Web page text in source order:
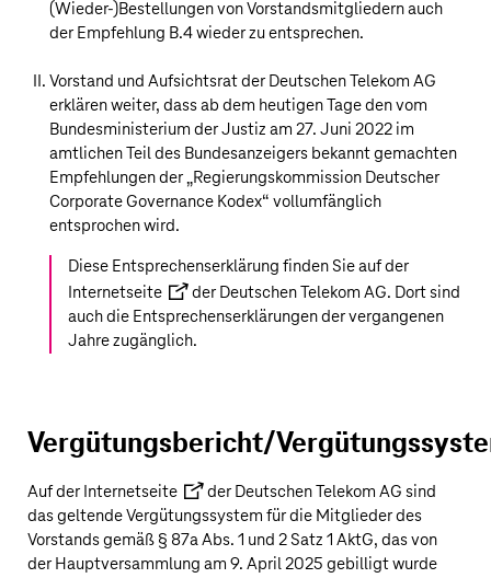
(Wieder-)Bestellungen von Vorstandsmitgliedern auch
der Empfehlung B.4 wieder zu entsprechen.
Vorstand und Aufsichtsrat der Deutschen Telekom AG
erklären weiter, dass ab dem heutigen Tage den vom
Bundesministerium der Justiz am 27. Juni 2022 im
amtlichen Teil des Bundesanzeigers bekannt gemachten
Empfehlungen der „Regierungskommission Deutscher
Corporate Governance Kodex“ vollumfänglich
entsprochen wird.
Diese Entsprechenserklärung finden Sie auf der
Internetseite
der Deutschen Telekom AG. Dort sind
auch die Entsprechenserklärungen der vergangenen
Jahre zugänglich.
Vergütungsbericht/
Auf der Internetseite der Deutschen Telekom AG sind
das geltende Vergütungssystem für die Mitglieder des
Vorstands gemäß § 87a Abs. 1 und 2 Satz 1 AktG, das von
der Hauptversammlung am 9. April 2025 gebilligt wurde